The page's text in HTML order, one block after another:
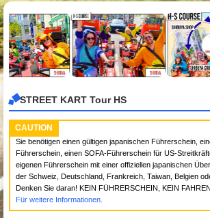
STREET KART Tour HS
CAUTION
Sie benötigen einen gültigen japanischen Führerschein,
Führerschein, einen SOFA-Führerschein für US-
eigenen Führerschein mit einer offiziellen japanischen
der Schweiz, Deutschland, Frankreich, Taiwan, Belgien
Denken Sie daran! KEIN FÜHRERSCHEIN, KEIN
Für weitere Informationen.